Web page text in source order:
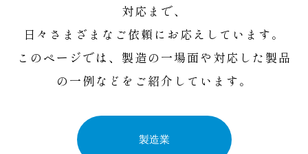
対応まで、
日々さまざまなご依頼にお応えしています。
このページでは、製造の一場面や対応した製品
の一例などをご紹介しています。
製造業